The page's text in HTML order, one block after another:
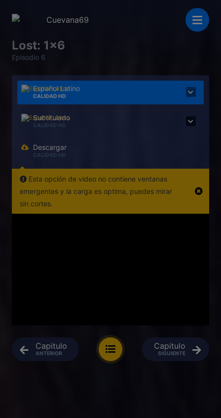
Lost: 1x6
Episodio 6
Español Latino
CALIDAD HD
Subtitulado
CALIDAD HD
Descargar
CALIDAD HD
Esta opción de video no contiene ventanas
emergentes y la carga es optima, puedes mirar
sin cortes.
Capitulo
ANTERIOR
Capitulo
SIGUIENTE